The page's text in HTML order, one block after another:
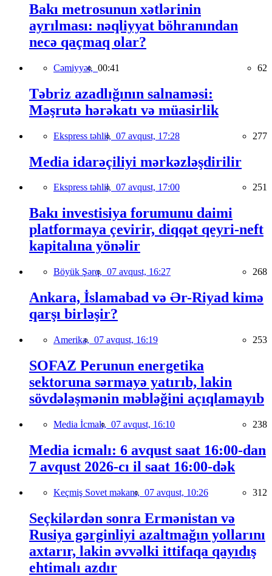
Bakı metrosunun xətlərinin
ayrılması: nəqliyyat böhranından
necə qaçmaq olar?
Cəmiyyət, 00:41 62
Təbriz azadlığının salnaməsi:
Məşrutə hərəkatı və müasirlik
Ekspress təhlil, 07 avqust, 17:28 277
Media idarəçiliyi mərkəzləşdirilir
Ekspress təhlil, 07 avqust, 17:00 251
Bakı investisiya forumunu daimi
platformaya çevirir, diqqət qeyri-neft
kapitalına yönəlir
Böyük Şərq, 07 avqust, 16:27 268
Ankara, İslamabad və Ər-Riyad kimə
qarşı birləşir?
Amerika, 07 avqust, 16:19 253
SOFAZ Perunun energetika
sektoruna sərmayə yatırıb, lakin
sövdələşmənin məbləğini açıqlamayıb
Media İcmalı, 07 avqust, 16:10 238
Media icmalı: 6 avqust saat 16:00-dan
7 avqust 2026-cı il saat 16:00-dək
Keçmiş Sovet məkanı, 07 avqust, 10:26 312
Seçkilərdən sonra Ermənistan və
Rusiya gərginliyi azaltmağın yollarını
axtarır, lakin əvvəlki ittifaqa qayıdış
ehtimalı azdır